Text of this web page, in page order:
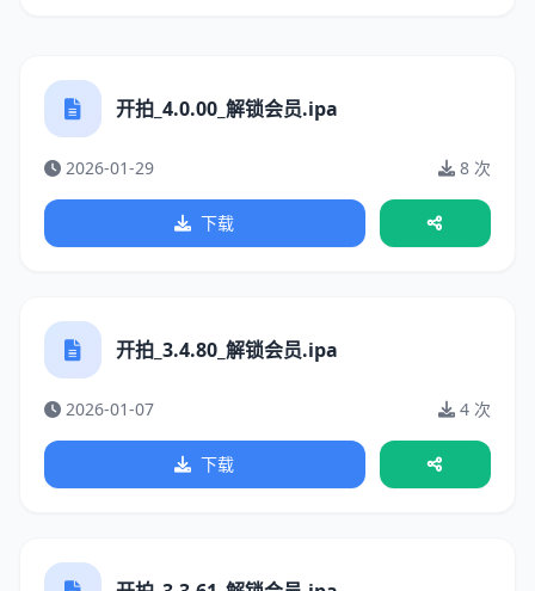
开拍_4.0.00_解锁会员.ipa
2026-01-29 8 次
下载
开拍_3.4.80_解锁会员.ipa
2026-01-07 4 次
下载